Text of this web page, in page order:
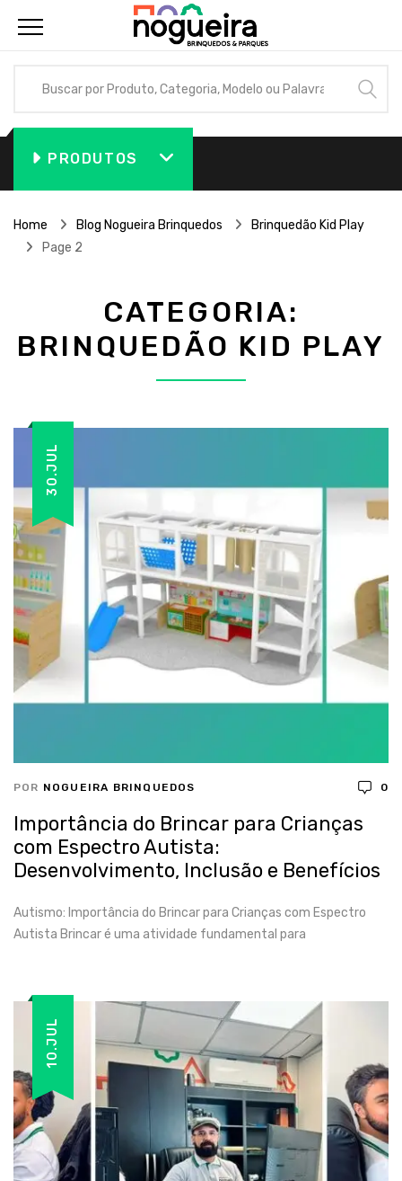
PRODUTOS
Home Blog Nogueira Brinquedos
Brinquedão Kid Play
Page 2
CATEGORIA:
BRINQUEDÃO KID PLAY
30.JUL
POR NOGUEIRA BRINQUEDOS 0
Importância do Brincar para Crianças
com Espectro Autista:
Desenvolvimento, Inclusão e Benefícios
Autismo: Importância do Brincar para Crianças com Espectro
Autista Brincar é uma atividade fundamental para
10.JUL